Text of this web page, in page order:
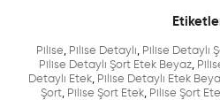
Pilise, Pilise Detaylı, Pilise Detaylı
Pilise Detaylı Şort Etek Beyaz,
Detaylı Etek, Pilise Detaylı Etek
Şort, Pilise Şort Etek, Pilise Şort